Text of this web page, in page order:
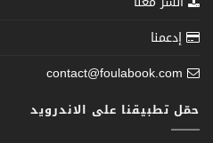
إدعمنا
contact@foulabook.com
حمّل تطبيقنا على الاندرويد